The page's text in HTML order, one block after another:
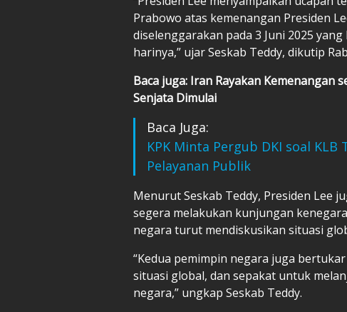
Prabowo atas kemenangan Presiden
diselenggarakan pada 3 Juni 2025
harinya,” ujar Seskab Teddy, dikutip
Baca juga: Iran Rayakan Kemenangan
Senjata Dimulai
Baca Juga:
KPK Minta Pergub DKI soal
Pelayanan Publik
Menurut Seskab Teddy, Presiden Lee
segera melakukan kunjungan
negara turut mendiskusikan situasi
“Kedua pemimpin negara juga
situasi global, dan sepakat untuk
negara,” ungkap Seskab Teddy.